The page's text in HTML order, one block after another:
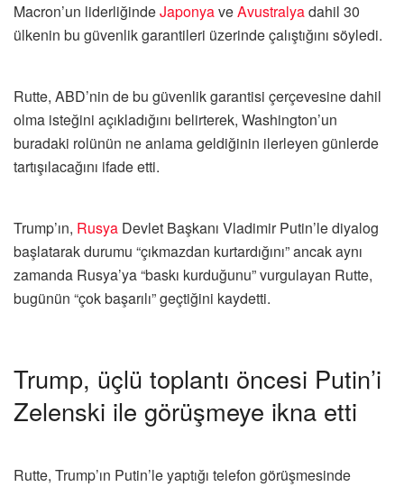
Macron’un liderliğindeJaponyaveAvustralyadahil 30
ülkenin bu güvenlik garantileri üzerinde çalıştığını söyledi.
Rutte, ABD’nin de bu güvenlik garantisi çerçevesine dahil
olma isteğini açıkladığını belirterek, Washington’un
buradaki rolünün ne anlama geldiğinin ilerleyen günlerde
tartışılacağını ifade etti.
Trump’ın, Rusya Devlet Başkanı Vladimir Putin’le diyalog
başlatarak durumu “çıkmazdan kurtardığını” ancak aynı
zamanda Rusya’ya “baskı kurduğunu” vurgulayan Rutte,
bugünün “çok başarılı” geçtiğini kaydetti.
Trump, üçlü toplantı öncesi Putin’i
Zelenski ile görüşmeye ikna etti
Rutte, Trump’ın Putin’le yaptığı telefon görüşmesinde